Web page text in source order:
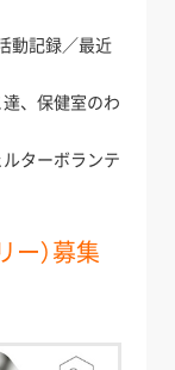
動記録／最近
達、保健室のわ
ルターボランテ
ー）募集